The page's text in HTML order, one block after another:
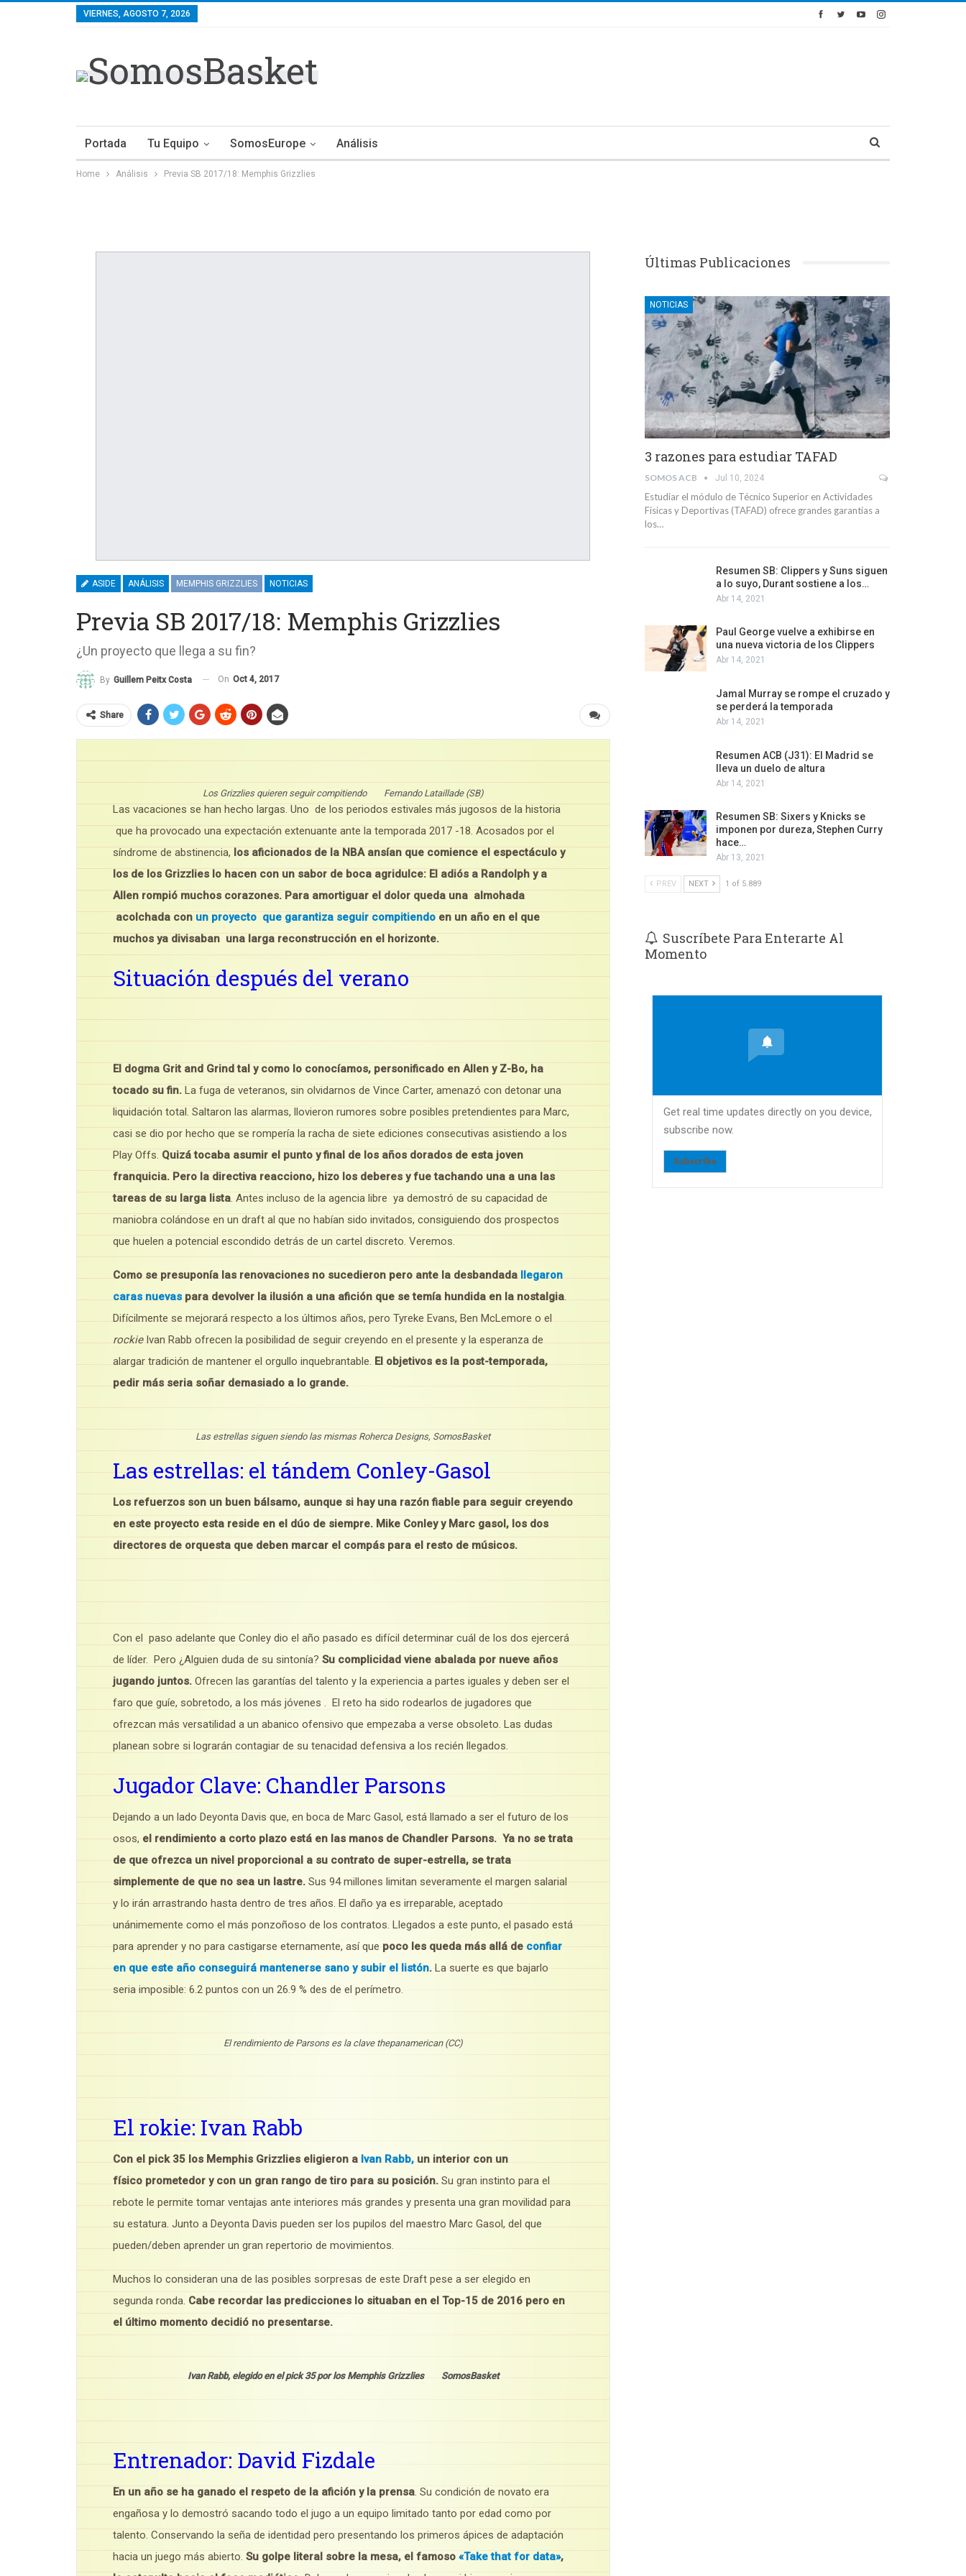
VIERNES, AGOSTO 7, 2026
Portada Tu Equipo SomosEurope Análisis
Home Análisis Previa SB 2017/18: Memphis Grizzlies
ASIDE ANÁLISIS MEMPHIS GRIZZLIES NOTICIAS
Previa SB 2017/18: Memphis Grizzlies
¿Un proyecto que llega a su fin?
By Guillem Peitx Costa On Oct 4, 2017
Share
Los Grizzlies quieren seguir compitiendo Fernando Lataillade (SB)
Las vacaciones se han hecho largas. Uno de los periodos estivales más jugosos de la historia
que ha provocado una expectación extenuante ante la temporada 2017 -18. Acosados por el
síndrome de abstinencia, los aficionados de la NBA ansían que comience el espectáculo y
los de los Grizzlies lo hacen con un sabor de boca agridulce: El adiós a Randolph y a
Allen rompió muchos corazones. Para amortiguar el dolor queda una almohada
acolchada con un proyecto que garantiza seguir compitiendo en un año en el que
muchos ya divisaban una larga reconstrucción en el horizonte.
Situación después del verano
El dogma Grit and Grind tal y como lo conocíamos, personificado en Allen y Z-Bo, ha
tocado su fin. La fuga de veteranos, sin olvidarnos de Vince Carter, amenazó con detonar una
liquidación total. Saltaron las alarmas, llovieron rumores sobre posibles pretendientes para Marc,
casi se dio por hecho que se rompería la racha de siete ediciones consecutivas asistiendo a los
Play Offs. Quizá tocaba asumir el punto y final de los años dorados de esta joven
franquicia. Pero la directiva reacciono, hizo los deberes y fue tachando una a una las
tareas de su larga lista. Antes incluso de la agencia libre ya demostró de su capacidad de
maniobra colándose en un draft al que no habían sido invitados, consiguiendo dos prospectos
que huelen a potencial escondido detrás de un cartel discreto. Veremos.
Como se presuponía las renovaciones no sucedieron pero ante la desbandada llegaron
caras nuevas para devolver la ilusión a una afición que se temía hundida en la nostalgia.
Difícilmente se mejorará respecto a los últimos años, pero Tyreke Evans, Ben McLemore o el
rockieIvan Rabb ofrecen la posibilidad de seguir creyendo en el presente y la esperanza de
alargar tradición de mantener el orgullo inquebrantable. El objetivos es la post-temporada,
pedir más seria soñar demasiado a lo grande.
Las estrellas siguen siendo las mismas Roherca Designs, SomosBasket
Las estrellas: el tándem Conley-Gasol
Los refuerzos son un buen bálsamo, aunque si hay una razón fiable para seguir creyendo
en este proyecto esta reside en el dúo de siempre. Mike Conley y Marc gasol, los dos
directores de orquesta que deben marcar el compás para el resto de músicos.
Con el paso adelante que Conley dio el año pasado es difícil determinar cuál de los dos ejercerá
de líder. Pero ¿Alguien duda de su sintonía? Su complicidad viene abalada por nueve años
jugando juntos. Ofrecen las garantías del talento y la experiencia a partes iguales y deben ser el
faro que guíe, sobretodo, a los más jóvenes . El reto ha sido rodearlos de jugadores que
ofrezcan más versatilidad a un abanico ofensivo que empezaba a verse obsoleto. Las dudas
planean sobre si lograrán contagiar de su tenacidad defensiva a los recién llegados.
Jugador Clave: Chandler Parsons
Dejando a un lado Deyonta Davis que, en boca de Marc Gasol, está llamado a ser el futuro de los
osos, el rendimiento a corto plazo está en las manos de Chandler Parsons. Ya no se trata
de que ofrezca un nivel proporcional a su contrato de super-estrella, se trata
simplemente de que no sea un lastre. Sus 94 millones limitan severamente el margen salarial
y lo irán arrastrando hasta dentro de tres años. El daño ya es irreparable, aceptado
unánimemente como el más ponzoñoso de los contratos. Llegados a este punto, el pasado está
para aprender y no para castigarse eternamente, así que poco les queda más allá de confiar
en que este año conseguirá mantenerse sano y subir el listón. La suerte es que bajarlo
seria imposible: 6.2 puntos con un 26.9 % des de el perímetro.
El rendimiento de Parsons es la clave thepanamerican (CC)
El rokie: Ivan Rabb
Con el pick 35 los Memphis Grizzlies eligieron a Ivan Rabb, un interior con un
físico prometedor y con un gran rango de tiro para su posición. Su gran instinto para el
rebote le permite tomar ventajas ante interiores más grandes y presenta una gran movilidad para
su estatura. Junto a Deyonta Davis pueden ser los pupilos del maestro Marc Gasol, del que
pueden/deben aprender un gran repertorio de movimientos.
Muchos lo consideran una de las posibles sorpresas de este Draft pese a ser elegido en
segunda ronda. Cabe recordar las predicciones lo situaban en el Top-15 de 2016 pero en
el último momento decidió no presentarse.
Ivan Rabb, elegido en el pick 35 por los Memphis Grizzlies SomosBasket
Entrenador: David Fizdale
En un año se ha ganado el respeto de la afición y la prensa. Su condición de novato era
engañosa y lo demostró sacando todo el jugo a un equipo limitado tanto por edad como por
talento. Conservando la seña de identidad pero presentando los primeros ápices de adaptación
hacia un juego más abierto. Su golpe literal sobre la mesa, el famoso «Take that for data»,
Últimas Publicaciones
NOTICIAS
3 razones para estudiar TAFAD
SOMOS ACB Jul 10, 2024
Estudiar el módulo de Técnico Superior en Actividades
Físicas y Deportivas (TAFAD) ofrece grandes garantías a
los…
Resumen SB: Clippers y Suns siguen
a lo suyo, Durant sostiene a los…
Abr 14, 2021
Paul George vuelve a exhibirse en
una nueva victoria de los Clippers
Abr 14, 2021
Jamal Murray se rompe el cruzado y
se perderá la temporada
Abr 14, 2021
Resumen ACB (J31): El Madrid se
lleva un duelo de altura
Abr 14, 2021
Resumen SB: Sixers y Knicks se
imponen por dureza, Stephen Curry
hace…
Abr 13, 2021
PREV NEXT 1 of 5.889
Suscríbete Para Enterarte Al
Momento
Get real time updates directly on you device,
subscribe now.
Subscribe